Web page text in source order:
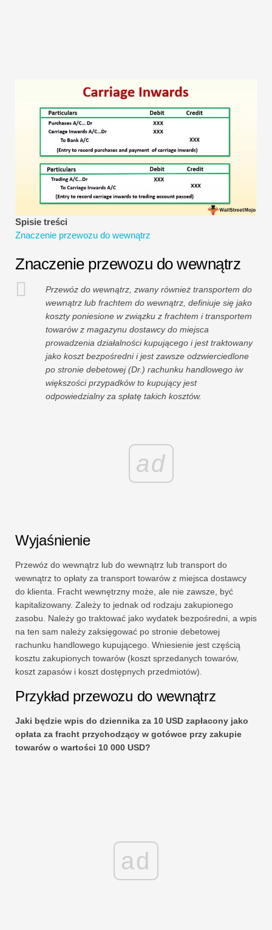
Spisie treści
Znaczenie przewozu do wewnątrz
Znaczenie przewozu do wewnątrz
Przewóz do wewnątrz, zwany również transportem do
wewnątrz lub frachtem do wewnątrz, definiuje się jako
koszty poniesione w związku z frachtem i transportem
towarów z magazynu dostawcy do miejsca
prowadzenia działalności kupującego i jest traktowany
jako koszt bezpośredni i jest zawsze odzwierciedlone
po stronie debetowej (Dr.) rachunku handlowego iw
większości przypadków to kupujący jest
odpowiedzialny za spłatę takich kosztów.
ad
Wyjaśnienie
Przewóz do wewnątrz lub do wewnątrz lub transport do
wewnątrz to opłaty za transport towarów z miejsca dostawcy
do klienta. Fracht wewnętrzny może, ale nie zawsze, być
kapitalizowany. Zależy to jednak od rodzaju zakupionego
zasobu. Należy go traktować jako wydatek bezpośredni, a wpis
na ten sam należy zaksięgować po stronie debetowej
rachunku handlowego kupującego. Wniesienie jest częścią
kosztu zakupionych towarów (koszt sprzedanych towarów,
koszt zapasów i koszt dostępnych przedmiotów).
Przykład przewozu do wewnątrz
Jaki będzie wpis do dziennika za 10 USD zapłacony jako
opłata za fracht przychodzący w gotówce przy zakupie
towarów o wartości 10 000 USD?
ad